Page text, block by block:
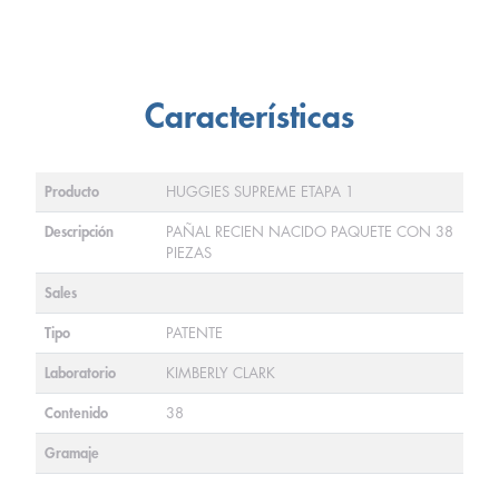
Características
Producto HUGGIES SUPREME ETAPA 1
Descripción
PAÑAL RECIEN NACIDO PAQUETE CON 38
PIEZAS
Sales
Tipo PATENTE
Laboratorio KIMBERLY CLARK
Contenido 38
Gramaje